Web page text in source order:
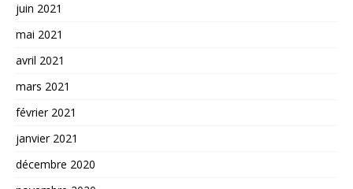
juin 2021
mai 2021
avril 2021
mars 2021
février 2021
janvier 2021
décembre 2020